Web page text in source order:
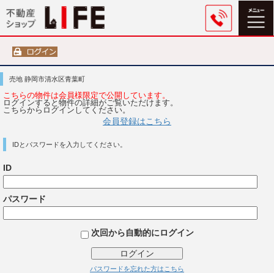
売地 静岡市清水区青葉町
こちらの物件は会員様限定で公開しています。
ログインすると物件の詳細がご覧いただけます。
こちらからログインしてください。
会員登録はこちら
IDとパスワードを入力してください。
ID
パスワード
次回から自動的にログイン
ログイン
パスワードを忘れた方はこちら